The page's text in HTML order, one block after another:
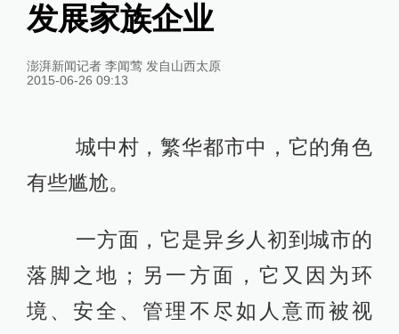
发展家族企业
澎湃新闻记者 李闻莺 发自山西太原
2015-06-26 09:13
城中村，繁华都市中，它的角色
有些尴尬。
一方面，它是异乡人初到城市的
落脚之地；另一方面，它又因为环
境、安全、管理不尽如人意而被视